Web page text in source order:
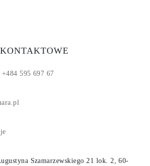
+484 595 697 67
Szamarzewskiego 21 lok. 2, 60-